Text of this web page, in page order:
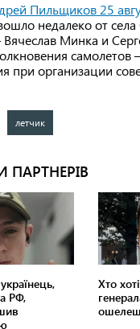
Пильщиков 25
недалеко от
Минка и
при организации
летчик